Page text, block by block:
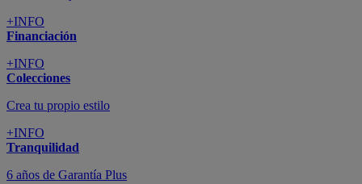
+INFO
Financiación
+INFO
Colecciones
Crea tu propio estilo
+INFO
Tranquilidad
6 años de Garantía Plus